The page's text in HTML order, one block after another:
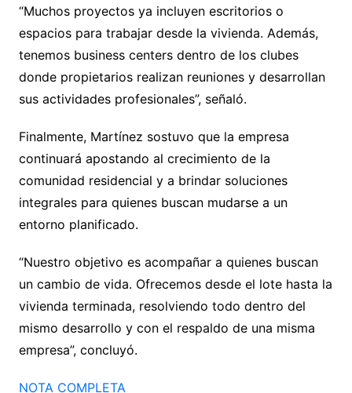
“Muchos proyectos ya incluyen escritorios o
espacios para trabajar desde la vivienda. Además,
tenemos business centers dentro de los clubes
donde propietarios realizan reuniones y desarrollan
sus actividades profesionales”, señaló.
Finalmente, Martínez sostuvo que la empresa
continuará apostando al crecimiento de la
comunidad residencial y a brindar soluciones
integrales para quienes buscan mudarse a un
entorno planificado.
“Nuestro objetivo es acompañar a quienes buscan
un cambio de vida. Ofrecemos desde el lote hasta la
vivienda terminada, resolviendo todo dentro del
mismo desarrollo y con el respaldo de una misma
empresa”, concluyó.
NOTA COMPLETA